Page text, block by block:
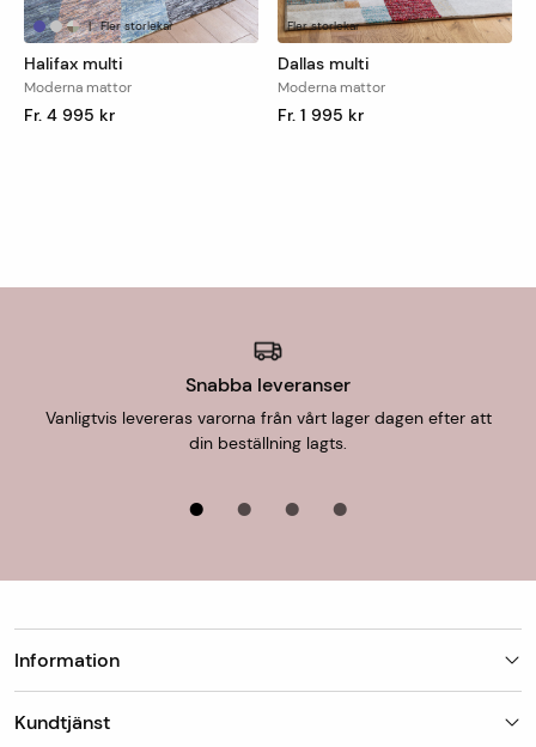
| Fler storlekar
Halifax multi
Moderna mattor
Fr. 4 995 kr
Fler storlekar
Dallas multi
Moderna mattor
Fr. 1 995 kr
Snabba leveranser
Vanligtvis levereras varorna från vårt lager dagen efter att
din beställning lagts.
Information
Om Matt-Tema
Kundtjänst